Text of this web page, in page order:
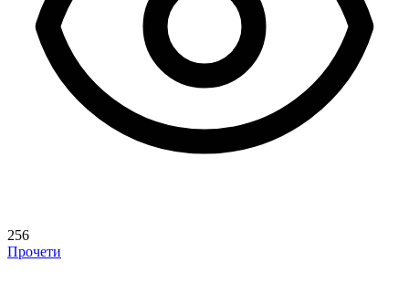
256
Прочети